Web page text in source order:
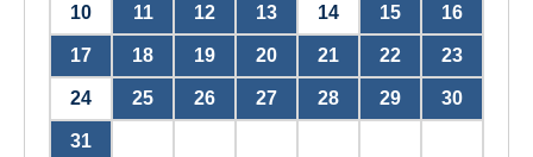
10 11 12 13 14 15 16
17 18 19 20 21 22 23
24 25 26 27 28 29 30
31